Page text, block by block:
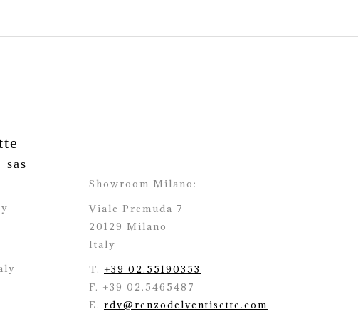
Showroom Milano:
Viale Premuda 7
20129 Milano
Italy
T. +39 02.55190353
F. +39 02.5465487
E. rdv@renzodelventisette.com